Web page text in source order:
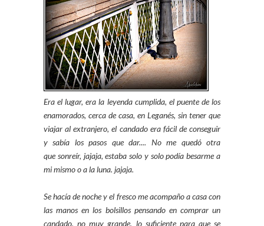
Era el lugar, era la leyenda cumplida, el puente de los
enamorados, cerca de casa, en Leganés, sin tener que
viajar al extranjero, el candado era fácil de conseguir
y sabía los pasos que dar.... No me quedó otra
que sonreír, jajaja, estaba solo y solo podía besarme a
mi mismo o a la luna. jajaja.
Se hacía de noche y el fresco me acompaño a casa con
las manos en los bolsillos pensando en comprar un
candado, no muy grande, lo suficiente para que se